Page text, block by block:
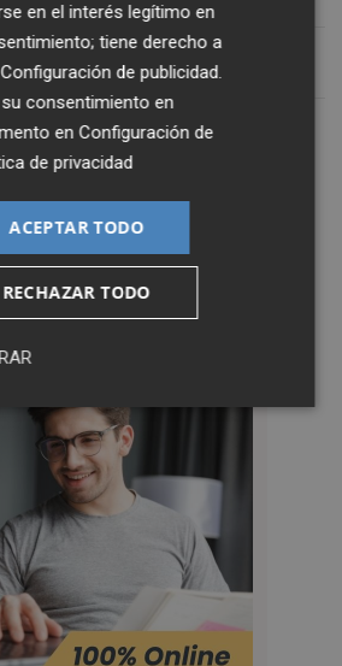
en el interés legítimo en
tiene derecho a
Configuración de publicidad.
consentimiento en
enConfiguración de
de privacidad
ACEPTAR TODO
RECHAZAR TODO